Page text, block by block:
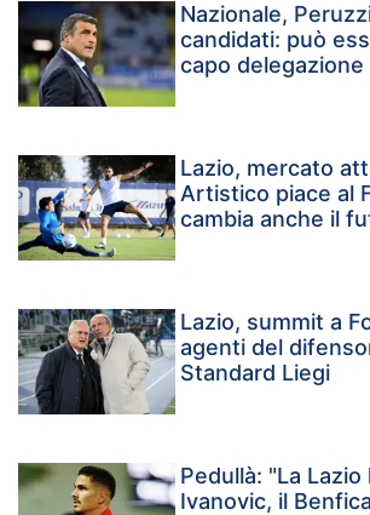
Nazionale,
candidati: può
capo delegazione
Lazio, mercato
Artistico piace al
cambia anche il
Lazio, summit a
agenti del
Standard Liegi
Pedullà: "La Lazio
Ivanovic, il